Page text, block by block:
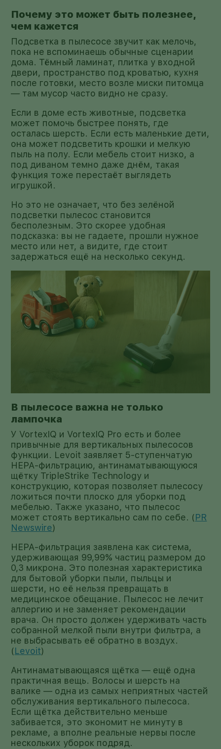
Почему это может быть полезнее,
чем кажется
Подсветка в пылесосе звучит как мелочь,
пока не вспоминаешь обычные сценарии
дома. Тёмный ламинат, плитка у входной
двери, пространство под кроватью, кухня
после готовки, место возле миски питомца
— там мусор часто видно не сразу.
Если в доме есть животные, подсветка
может помочь быстрее понять, где
осталась шерсть. Если есть маленькие дети,
она может подсветить крошки и мелкую
пыль на полу. Если мебель стоит низко, а
под диваном темно даже днём, такая
функция тоже перестаёт выглядеть
игрушкой.
Но это не означает, что без зелёной
подсветки пылесос становится
бесполезным. Это скорее удобная
подсказка: вы не гадаете, прошли нужное
место или нет, а видите, где стоит
задержаться ещё на несколько секунд.
В пылесосе важна не только
лампочка
У VortexIQ и VortexIQ Pro есть и более
привычные для вертикальных пылесосов
функции. Levoit заявляет 5-ступенчатую
HEPA-фильтрацию, антинаматывающуюся
щётку TripleStrike Technology и
конструкцию, которая позволяет пылесосу
ложиться почти плоско для уборки под
мебелью. Также указано, что пылесос
может стоять вертикально сам по себе. (PR
Newswire)
HEPA-фильтрация заявлена как система,
удерживающая 99,99% частиц размером до
0,3 микрона. Это полезная характеристика
для бытовой уборки пыли, пыльцы и
шерсти, но её нельзя превращать в
медицинское обещание. Пылесос не лечит
аллергию и не заменяет рекомендации
врача. Он просто должен удерживать часть
собранной мелкой пыли внутри фильтра, а
не выбрасывать её обратно в воздух.
(Levoit)
Антинаматывающаяся щётка — ещё одна
практичная вещь. Волосы и шерсть на
валике — одна из самых неприятных частей
обслуживания вертикального пылесоса.
Если щётка действительно меньше
забивается, это экономит не минуту в
рекламе, а вполне реальные нервы после
нескольких уборок подряд.